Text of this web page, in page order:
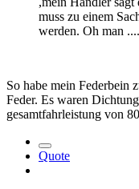
muss zu einem
werden. Oh man
So habe mein Federbein
Feder. Es waren
gesamtfahrleistung von
Quote